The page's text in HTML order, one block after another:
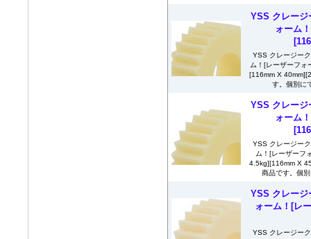
YSS クレージ
ォーム
YSS クレージー
ム！[レーザーフ
[116mm X
す。個別に
YSS クレージ
ォーム
YSS クレージー
ム！[レーザーフ
4.5kg][116mm X
商品です。個
YSS クレージ
ォーム！[レ
YSS クレージー